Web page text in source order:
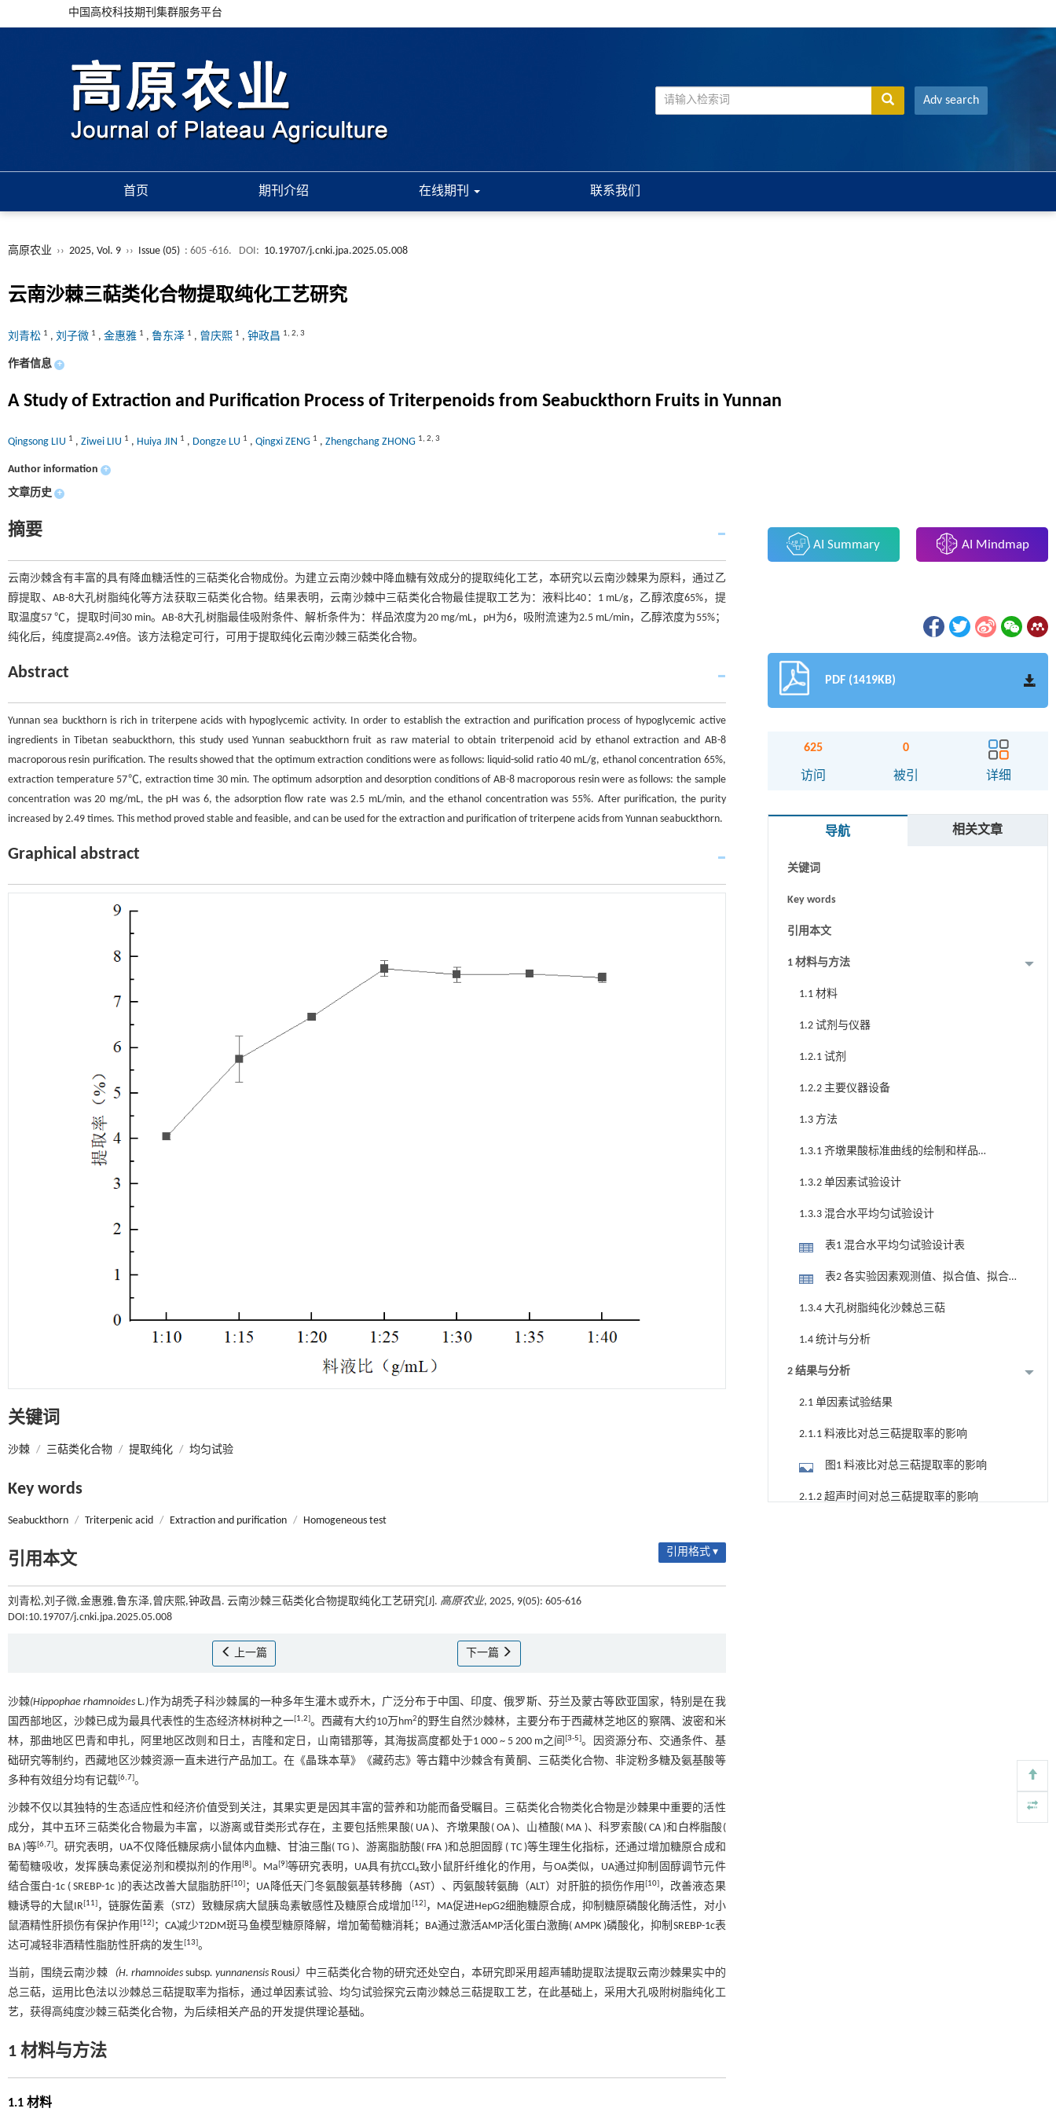
中国高校科技期刊集群服务平台
Adv search
首页 期刊介绍 在线期刊 联系我们
高原农业 ›› 2025, Vol. 9 ›› Issue (05) : 605 -616. DOI: 10.19707/j.cnki.jpa.2025.05.008
云南沙棘三萜类化合物提取纯化工艺研究
刘青松 1 , 刘子微 1 , 金惠雅 1 , 鲁东泽 1 , 曾庆熙 1 , 钟政昌 1, 2, 3
作者信息 +
A Study of Extraction and Purification Process of Triterpenoids from Seabuckthorn Fruits in Yunnan
Qingsong LIU 1 , Ziwei LIU 1 , Huiya JIN 1 , Dongze LU 1 , Qingxi ZENG 1 , Zhengchang ZHONG 1, 2, 3
Author information +
文章历史 +
摘要
云南沙棘含有丰富的具有降血糖活性的三萜类化合物成份。为建立云南沙棘中降血糖有效成分的提取纯化工艺，本研究以云南沙棘果为原料，通过乙
醇提取、AB-8大孔树脂纯化等方法获取三萜类化合物。结果表明，云南沙棘中三萜类化合物最佳提取工艺为：液料比40：1 mL/g，乙醇浓度65%，提
取温度57 ℃，提取时间30 min。AB-8大孔树脂最佳吸附条件、解析条件为：样品浓度为20 mg/mL，pH为6，吸附流速为2.5 mL/min，乙醇浓度为55%；
纯化后，纯度提高2.49倍。该方法稳定可行，可用于提取纯化云南沙棘三萜类化合物。
Abstract
Yunnan sea buckthorn is rich in triterpene acids with hypoglycemic activity. In order to establish the extraction and purification process of hypoglycemic active
ingredients in Tibetan seabuckthorn, this study used Yunnan seabuckthorn fruit as raw material to obtain triterpenoid acid by ethanol extraction and AB-8
macroporous resin purification. The results showed that the optimum extraction conditions were as follows: liquid-solid ratio 40 mL/g, ethanol concentration 65%,
extraction temperature 57℃, extraction time 30 min. The optimum adsorption and desorption conditions of AB-8 macroporous resin were as follows: the sample
concentration was 20 mg/mL, the pH was 6, the adsorption flow rate was 2.5 mL/min, and the ethanol concentration was 55%. After purification, the purity
increased by 2.49 times. This method proved stable and feasible, and can be used for the extraction and purification of triterpene acids from Yunnan seabuckthorn.
Graphical abstract
关键词
沙棘 / 三萜类化合物 / 提取纯化 / 均匀试验
Key words
Seabuckthorn / Triterpenic acid / Extraction and purification / Homogeneous test
引用本文 引用格式 ▾
刘青松,刘子微,金惠雅,鲁东泽,曾庆熙,钟政昌. 云南沙棘三萜类化合物提取纯化工艺研究[J]. 高原农业, 2025, 9(05): 605-616
DOI:10.19707/j.cnki.jpa.2025.05.008
上一篇 下一篇
沙棘(Hippophae rhamnoides L.)作为胡秃子科沙棘属的一种多年生灌木或乔木，广泛分布于中国、印度、俄罗斯、芬兰及蒙古等欧亚国家，特别是在我
国西部地区，沙棘已成为最具代表性的生态经济林树种之一[1,2]。西藏有大约10万hm2 的野生自然沙棘林，主要分布于西藏林芝地区的察隅、波密和米
林，那曲地区巴青和申扎，阿里地区改则和日土，吉隆和定日，山南错那等，其海拔高度都处于1 000 ~ 5 200 m之间[3-5]。因资源分布、交通条件、基
础研究等制约，西藏地区沙棘资源一直未进行产品加工。在《晶珠本草》《藏药志》等古籍中沙棘含有黄酮、三萜类化合物、非淀粉多糖及氨基酸等
多种有效组分均有记载[6,7]。
沙棘不仅以其独特的生态适应性和经济价值受到关注，其果实更是因其丰富的营养和功能而备受瞩目。三萜类化合物类化合物是沙棘果中重要的活性
成分，其中五环三萜类化合物最为丰富，以游离或苷类形式存在，主要包括熊果酸( UA )、齐墩果酸( OA )、山楂酸( MA )、科罗索酸( CA )和白桦脂酸(
BA )等[6,7]。研究表明，UA不仅降低糖尿病小鼠体内血糖、甘油三酯( TG )、游离脂肪酸( FFA )和总胆固醇 ( TC )等生理生化指标，还通过增加糖原合成和
葡萄糖吸收，发挥胰岛素促泌剂和模拟剂的作用[8]。Ma[9]等研究表明，UA具有抗CCl4致小鼠肝纤维化的作用，与OA类似，UA通过抑制固醇调节元件
结合蛋白-1c ( SREBP-1c )的表达改善大鼠脂肪肝[10] ；UA降低天门冬氨酸氨基转移酶（AST）、丙氨酸转氨酶（ALT）对肝脏的损伤作用[10] ，改善液态果
糖诱导的大鼠IR[11] ，链脲佐菌素（STZ）致糖尿病大鼠胰岛素敏感性及糖原合成增加 [12]，MA促进HepG2细胞糖原合成，抑制糖原磷酸化酶活性，对小
鼠酒精性肝损伤有保护作用[12] ；CA减少T2DM斑马鱼模型糖原降解，增加葡萄糖消耗；BA通过激活AMP活化蛋白激酶( AMPK )磷酸化，抑制SREBP-1c表
达可减轻非酒精性脂肪性肝病的发生[13]。
当前，围绕云南沙棘（H. rhamnoidessubsp. yunnanensisRousi） 中三萜类化合物的研究还处空白，本研究即采用超声辅助提取法提取云南沙棘果实中的
总三萜，运用比色法以沙棘总三萜提取率为指标，通过单因素试验、均匀试验探究云南沙棘总三萜提取工艺，在此基础上，采用大孔吸附树脂纯化工
艺，获得高纯度沙棘三萜类化合物，为后续相关产品的开发提供理论基础。
1 材料与方法
1.1 材料
AI Summary AI Mindmap
PDF (1419KB)
625
访问
0
被引 详细
导航 相关文章
摘要
Graphical abstract
关键词
Key words
引用本文
1 材料与方法
1.1 材料
1.2 试剂与仪器
1.2.1 试剂
1.2.2 主要仪器设备
1.3 方法
1.3.1 齐墩果酸标准曲线的绘制和样品总
1.3.2 单因素试验设计
1.3.3 混合水平均匀试验设计
表1 混合水平均匀试验设计表
表2 各实验因素观测值、拟合值、拟合
1.3.4 大孔树脂纯化沙棘总三萜
1.4 统计与分析
2 结果与分析
2.1 单因素试验结果
2.1.1 料液比对总三萜提取率的影响
图1 料液比对总三萜提取率的影响
2.1.2 超声时间对总三萜提取率的影响